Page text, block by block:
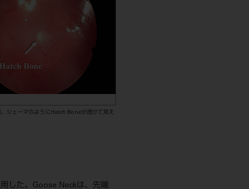
シェーマのようにHatch Boneが透けて見え
した。Goose Neckは、先端